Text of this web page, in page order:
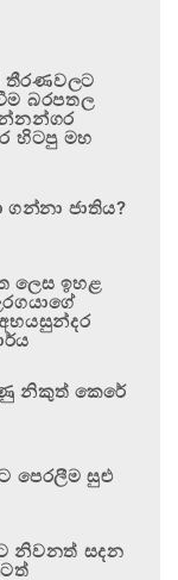
තීරණවලට
බරපතල
හිටපු මහ
ජාතිය?
ලෙස ඉහළ
නිකුත් කෙරේ
පෙරලීම සුළු
නිවනත් සදන